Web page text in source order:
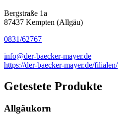
Bergstraße 1a
87437 Kempten (Allgäu)
0831/62767
info@der-baecker-mayer.de
https://der-baecker-mayer.de/filialen/
Getestete Produkte
Allgäukorn